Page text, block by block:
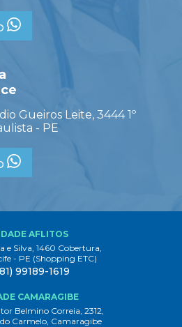
Gueiros Leite, 3444 1º
- PE
AFLITOS
e Silva, 1460 Cobertura,
- PE (Shopping ETC)
99189-1619
CAMARAGIBE
Belmino Correia, 2312,
Carmelo, Camaragibe